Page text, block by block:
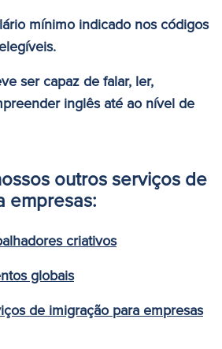
mínimo indicado nos códigos
ser capaz de falar, ler,
inglês até ao nível de
outros serviços de
empresas:
criativos
globais
de imigração para empresas